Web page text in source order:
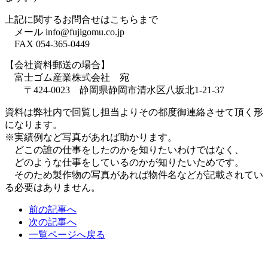
上記に関するお問合せはこちらまで
メール info@fujigomu.co.jp
FAX 054-365-0449
【会社資料郵送の場合】
富士ゴム産業株式会社 宛
〒 424-0023 静岡県静岡市清水区八坂北1-21-37
資料は弊社内で回覧し担当よりその都度御連絡させて頂く形
になります。
※実績例など写真があれば助かります。
どこの誰の仕事をしたのかを知りたいわけではなく、
どのような仕事をしているのかが知りたいためです。
そのため製作物の写真があれば物件名などが記載されてい
る必要はありません。
前の記事へ
次の記事へ
一覧ページへ戻る